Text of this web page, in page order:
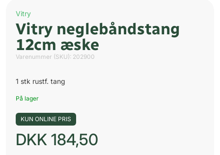
Vitry
Vitry neglebåndstang
12cm æske
Varenummer (SKU): 202900
1 stk rustf. tang
På lager
KUN ONLINE PRIS
DKK 184,50